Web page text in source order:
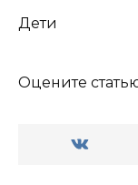
Дети
Оцените